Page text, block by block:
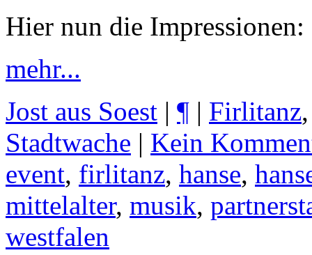
Hier nun die Impressionen:
mehr...
Jost aus Soest | ¶ | Firlitanz
Stadtwache | Kein
event, firlitanz, hanse,
mittelalter, musik,
westfalen